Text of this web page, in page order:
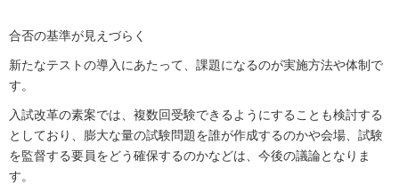
合否の基準が見えづらく
新たなテストの導入にあたって、課題になるのが実施方法や体制で
す。
入試改革の素案では、複数回受験できるようにすることも検討する
としており、膨大な量の試験問題を誰が作成するのかや会場、試験
を監督する要員をどう確保するのかなどは、今後の議論となりま
す。